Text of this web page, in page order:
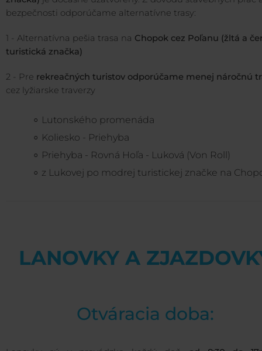
bezpečnosti odporúčame alternatívne trasy:
1 - Alternatívna pešia trasa na Chopok cez Poľanu (žltá a
turistická značka)
2 - Pre rekreačných turistov odporúčame menej náročnú
cez lyžiarske traverzy
Lutonského promenáda
Koliesko - Priehyba
Priehyba - Rovná Hoľa - Luková (Von Roll)
z Lukovej po modrej turistickej značke na
LANOVKY A
Otváracia doba: